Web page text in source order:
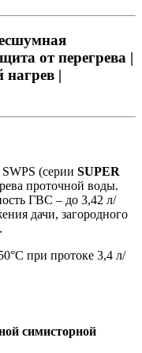
от перегрева |
нагрев |
(серии SUPER
проточной воды.
ГВС – до 3,42 л/
дачи, загородного
при протоке 3,4 л/
симисторной